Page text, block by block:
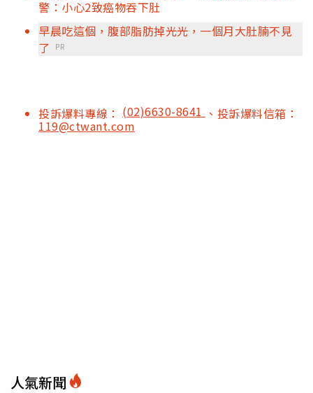
警：小心2致癌物吞下肚
早晨吃這個，腹部脂肪掉光光，一個月大肚腩不見
了
PR
投訴爆料專線： (02)6630-8641 、投訴爆料信箱：
119@ctwant.com
人氣新聞